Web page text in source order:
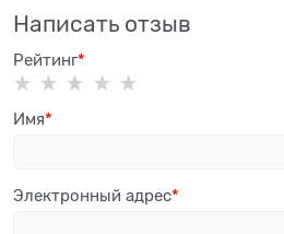
Написать отзыв
Рейтинг
Имя
Электронный адрес